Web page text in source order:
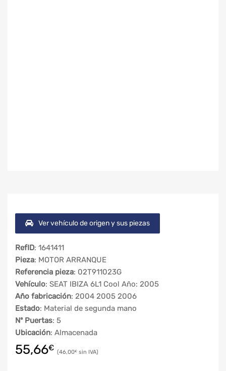
Ver vehículo de origen y sus piezas
RefID: 1641411
Pieza: MOTOR ARRANQUE
Referencia pieza: 02T911023G
Vehículo: SEAT IBIZA 6L1 Cool Año: 2005
Año fabricación: 2004 2005 2006
Estado: Material de segunda mano
Nº Puertas: 5
Ubicación: Almacenada
55,66€ 46,00€